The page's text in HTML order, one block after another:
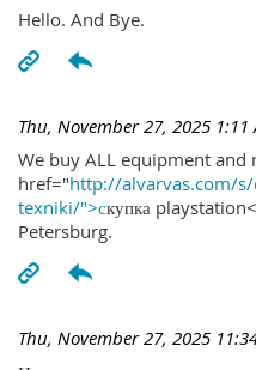
Hello. And Bye.
Thu, November 27, 2025 1:11
We buy ALL equipment
href="http://alvarvas.com/
texniki/">скупка
Petersburg.
Thu, November 27, 2025